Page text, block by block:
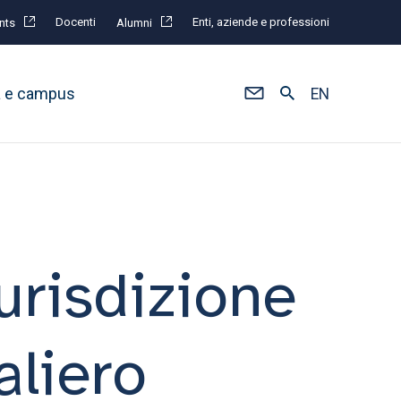
Docenti Alumni Enti, aziende e professioni
e campus EN